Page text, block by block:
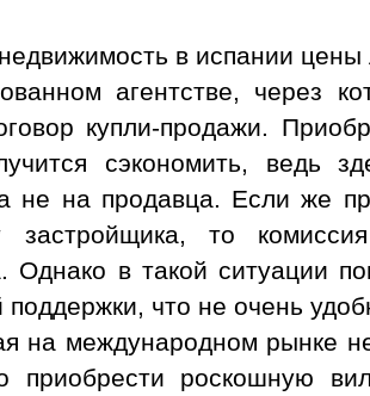
в испании
агентстве, через
купли-продажи.
сэкономить, ведь
не на продавца. Если же
застройщика, то
Однако в такой ситуации
поддержки, что не очень
на международном рынке
приобрести роскошную